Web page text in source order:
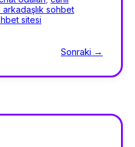
arkadaşlık sohbet
sitesi
Sonraki →